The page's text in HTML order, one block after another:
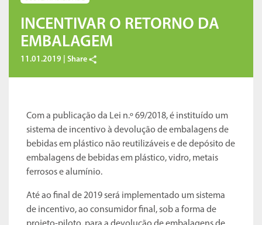
INCENTIVAR O RETORNO DA
EMBALAGEM
11.01.2019 | Share
Com a publicação da Lei n.º 69/2018, é instituído um
sistema de incentivo à devolução de embalagens de
bebidas em plástico não reutilizáveis e de depósito de
embalagens de bebidas em plástico, vidro, metais
ferrosos e alumínio.
Até ao final de 2019 será implementado um sistema
de incentivo, ao consumidor final, sob a forma de